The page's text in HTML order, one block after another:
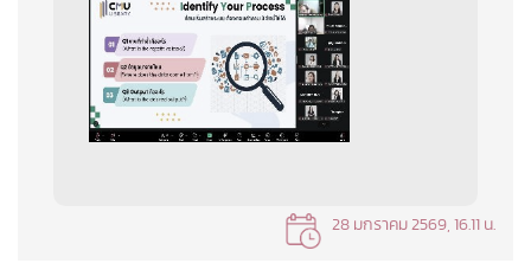
28 มกราคม 2569, 16.11 น.